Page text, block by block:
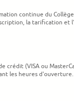
continue du
la tarification et
crédit (VISA ou
les heures d'ouverture.